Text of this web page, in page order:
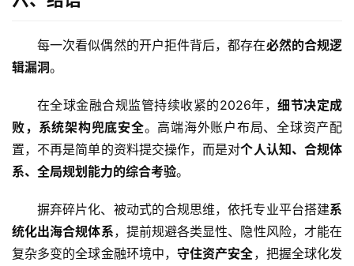
每一次看似偶然的开户拒件背后，都存在必然的合规逻
辑漏洞。
在全球金融合规监管持续收紧的2026年，细节决定成
败，系统架构兜底安全。高端海外账户布局、全球资产配
置，不再是简单的资料提交操作，而是对个人认知、合规体
系、全局规划能力的综合考验。
摒弃碎片化、被动式的合规思维，依托专业平台搭建系
统化出海合规体系，提前规避各类显性、隐性风险，才能在
复杂多变的全球金融环境中，守住资产安全，把握全球化发